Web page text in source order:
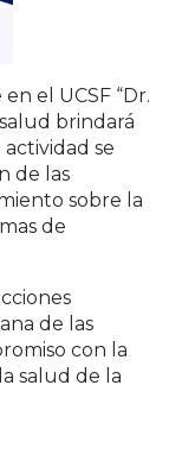
el UCSF “Dr.
brindará
se
de las
sobre la
de
de las
con la
salud de la